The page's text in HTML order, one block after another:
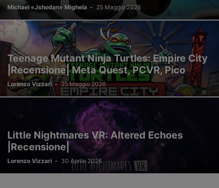
Michael «Jshodan» Mighela - 25 Maggio 2026
Teenage Mutant Ninja Turtles: Empire City
|Recensione| Meta Quest, PCVR, Pico
Lorenzo Vizzari - 25 Maggio 2026
Little Nightmares VR: Altered Echoes
|Recensione|
Lorenzo Vizzari - 30 Aprile 2026